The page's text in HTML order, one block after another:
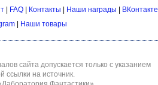
| FAQ| Контакты Наши награды
ВКонтакте
Наши товары
сайта допускается только с указанием
ссылки на источник.